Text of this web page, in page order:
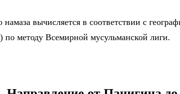
вычисляется в соответствии с
по методу Всемирной мусульманской лиги.